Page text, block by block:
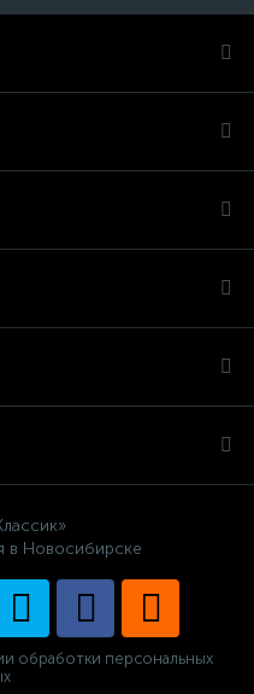
в Новосибирске
обработки персональных